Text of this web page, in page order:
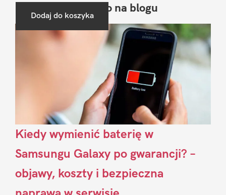
Dodaj do koszyka
Pierwszy
Sidebar
Ostatnio na blogu
Kiedy wymienić baterię w
Samsungu Galaxy po gwarancji? –
objawy, koszty i bezpieczna